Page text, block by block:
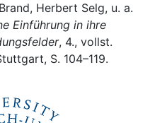
Herbert Selg, u. a.
Einführung in ihre
, 4., vollst.
S. 104–119.